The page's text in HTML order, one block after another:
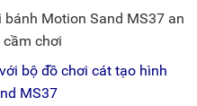
bộ đồ chơi cát tạo hình
MS37